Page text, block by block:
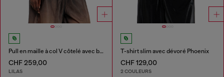
Pull en maille à col V côtelé avec bandes contrastantes
CHF 259,00
LILAS
T-shirt slim avec dévoré Phoenix
CHF 129,00
2 COULEURS